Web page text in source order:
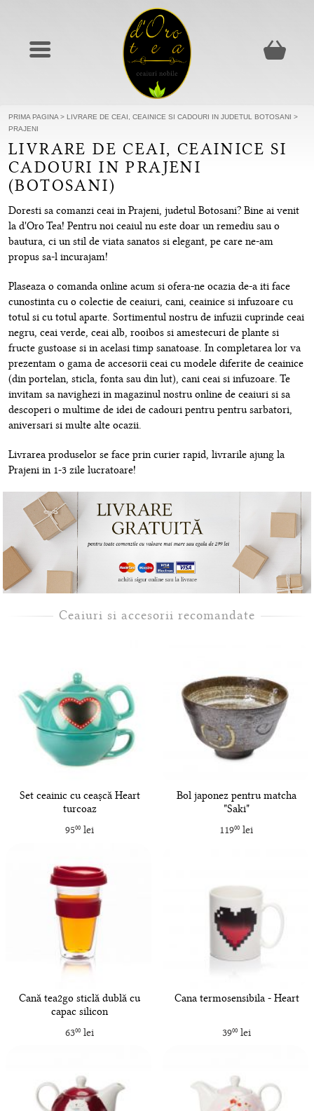
PRIMA PAGINA > LIVRARE DE CEAI, CEAINICE SI CADOURI IN JUDETUL BOTOSANI >
PRAJENI
LIVRARE DE CEAI, CEAINICE SI
CADOURI IN PRAJENI
(BOTOSANI)
Doresti sa comanzi ceai in Prajeni, judetul Botosani? Bine ai venit
la d'Oro Tea! Pentru noi ceaiul nu este doar un remediu sau o
bautura, ci un stil de viata sanatos si elegant, pe care ne-am
propus sa-l incurajam!
Plaseaza o comanda online acum si ofera-ne ocazia de-a iti face
cunostinta cu o colectie de ceaiuri, cani, ceainice si infuzoare cu
totul si cu totul aparte. Sortimentul nostru de infuzii cuprinde ceai
negru, ceai verde, ceai alb, rooibos si amestecuri de plante si
fructe gustoase si in acelasi timp sanatoase. In completarea lor va
prezentam o gama de accesorii ceai cu modele diferite de ceainice
(din portelan, sticla, fonta sau din lut), cani ceai si infuzoare. Te
invitam sa navighezi in magazinul nostru online de ceaiuri si sa
descoperi o multime de idei de cadouri pentru pentru sarbatori,
aniversari si multe alte ocazii.
Livrarea produselor se face prin curier rapid, livrarile ajung la
Prajeni in 1-3 zile lucratoare!
Ceaiuri si accesorii recomandate
Set ceainic cu ceașcă Heart
turcoaz
9500lei
Bol japonez pentru matcha
"Saki"
11900 lei
Cană tea2go sticlă dublă cu
capac silicon
6300lei
Cana termosensibila - Heart
3900lei